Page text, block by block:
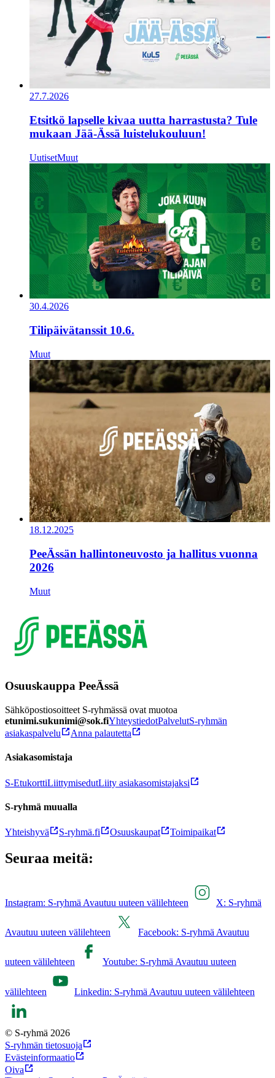
27.7.2026
Etsitkö lapselle kivaa uutta harrastusta? Tule
mukaan Jää-Ässä luistelukouluun!
UutisetMuut
30.4.2026
Tilipäivätanssit 10.6.
Muut
18.12.2025
PeeÄssän hallintoneuvosto ja hallitus vuonna
2026
Muut
Osuuskauppa PeeÄssä
Sähköpostiosoitteet S-ryhmässä ovat muotoa
etunimi.sukunimi@sok.fiYhteystiedotPalvelutS-ryhmän
asiakaspalvelu
Anna palautetta
Asiakasomistaja
S-EtukorttiLiittymisedutLiity asiakasomistajaksi
S-ryhmä muualla
Yhteishyvä S-ryhmä.fi Osuuskaupat Toimipaikat
Seuraa meitä:
Instagram: S-ryhmä Avautuu uuteen välilehteen X: S-ryhmä
Avautuu uuteen välilehteen Facebook: S-ryhmä Avautuu
uuteen välilehteen Youtube: S-ryhmä Avautuu uuteen
välilehteen Linkedin: S-ryhmä Avautuu uuteen välilehteen
© S-ryhmä 2026
S-ryhmän tietosuoja
Evästeinformaatio
Oiva